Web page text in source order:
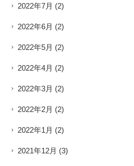
2022年7月 (2)
2022年6月 (2)
2022年5月 (2)
2022年4月 (2)
2022年3月 (2)
2022年2月 (2)
2022年1月 (2)
2021年12月 (3)